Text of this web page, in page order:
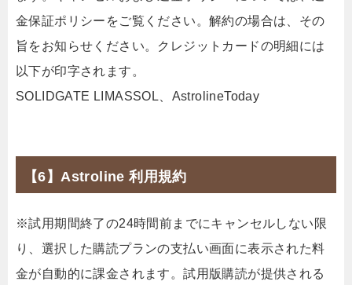
金保証ポリシーをご覧ください。解約の場合は、その
旨をお知らせください。クレジットカードの明細には
以下が印字されます。
SOLIDGATE LIMASSOL、AstrolineToday
【6】Astroline 利用規約
※試用期間終了の24時間前までにキャンセルしない限
り、選択した購読プランの支払い画面に表示された料
金が自動的に課金されます。試用版購読が提供される